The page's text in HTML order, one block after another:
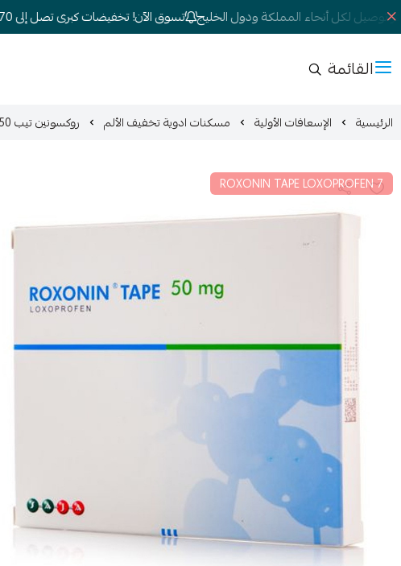
توصيل لكل أنحاء المملكة ودول الخليج تسوق الآن! تخفيضات كبرى تصل إلى 70%
القائمة
الرئيسية الإسعافات الأولية مسكنات ادوية تخفيف الألم روكسونين تيب 50 ملج لصق علاجية لتخفيف الآلام ROXONIN TAPE LOXOPROFEN 7P
ROXONIN TAPE LOXOPROFEN 7